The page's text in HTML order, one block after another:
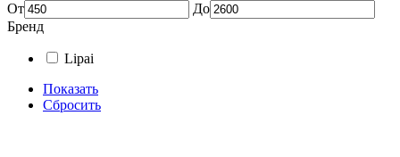
От
До
Бренд
Lipai
Показать
Сбросить